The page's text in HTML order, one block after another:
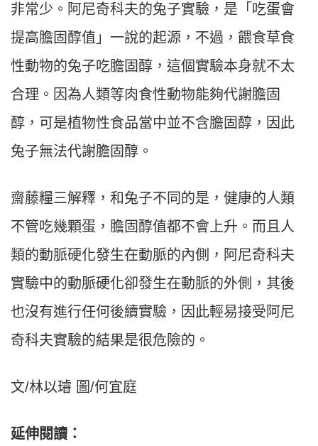
非常少。阿尼奇科夫的兔子實驗，是「吃蛋會
提高膽固醇值」一說的起源，不過，餵食草食
性動物的兔子吃膽固醇，這個實驗本身就不太
合理。因為人類等肉食性動物能夠代謝膽固
醇，可是植物性食品當中並不含膽固醇，因此
兔子無法代謝膽固醇。
齋藤糧三解釋，和兔子不同的是，健康的人類
不管吃幾顆蛋，膽固醇值都不會上升。而且人
類的動脈硬化發生在動脈的內側，阿尼奇科夫
實驗中的動脈硬化卻發生在動脈的外側，其後
也沒有進行任何後續實驗，因此輕易接受阿尼
奇科夫實驗的結果是很危險的。
文/林以璿 圖/何宜庭
延伸閱讀：